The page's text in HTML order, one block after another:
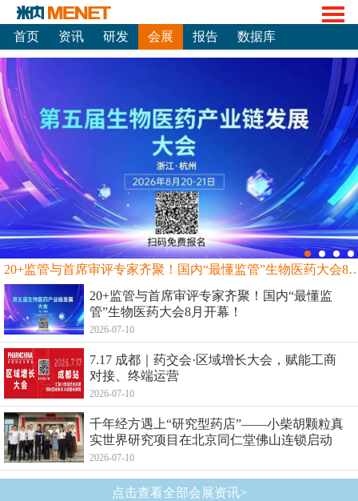
首页 资讯 研发 会展 报告 数据库
20+监管与首席审评专家齐聚！国内“最
20+监管与首席审评专家齐聚！国内“最懂监
管”生物医药大会8月开幕！
2026-07-10
7.17 成都｜药交会·区域增长大会，赋能工商
对接、终端运营
2026-07-10
千年经方遇上“研究型药店”——小柴胡颗粒真
实世界研究项目在北京同仁堂佛山连锁启动
2026-07-10
点击查看全部会展资讯>